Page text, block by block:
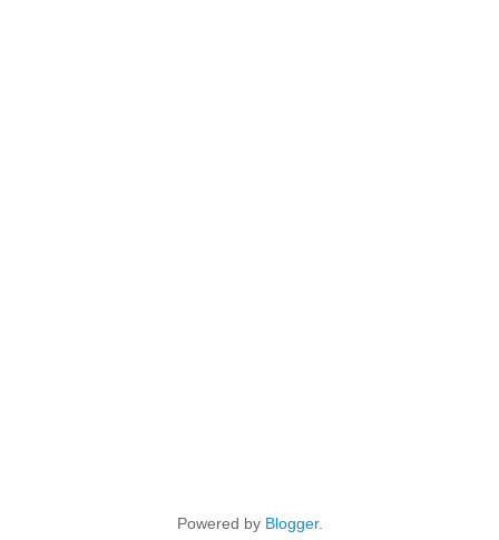
Powered by Blogger.